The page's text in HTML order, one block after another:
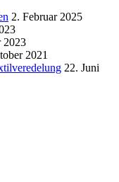
2. Februar 2025
2023
2021
22. Juni